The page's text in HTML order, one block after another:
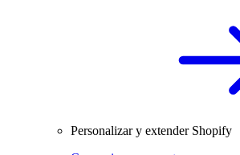
Personalizar y extender Shopify